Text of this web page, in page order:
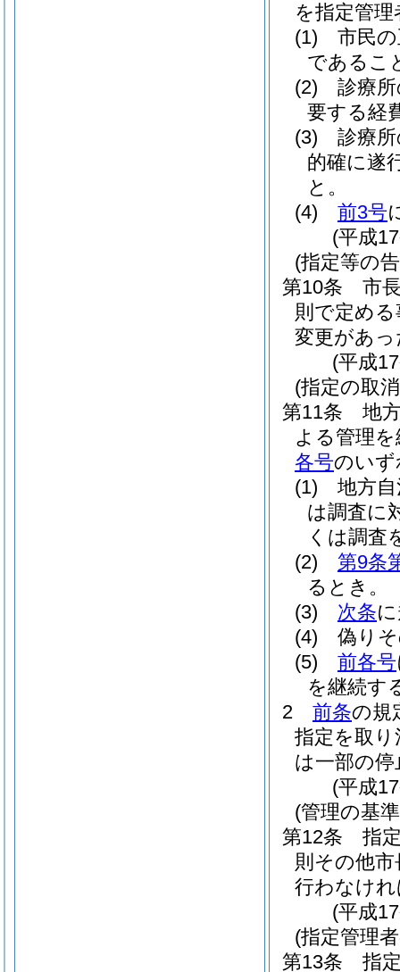
を指定管
(1)
市民
であるこ
(2)
診療
要する経
(3)
診療
的確に遂
と。
(4)
前3号
(平成
(指定等の
第10条
市
則で定め
変更があ
(平成
(指定の取
第11条
地
よる管理
各号のい
(1)
地方
は調査に
くは調査
(2)
第9条
るとき。
(3)
次条
(4)
偽り
(5)
前各号
を継続す
2
前条の規
指定を取
は一部の
(平成
(管理の基
第12条
指
則その他
行わなけ
(平成
(指定管理
第13条
指